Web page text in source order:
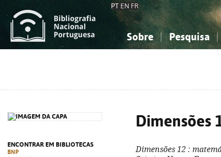
PT EN FR
Sobre Pesquisa
ENCONTRAR EM BIBLIOTECAS
BNP
Dimensões
Dimensões 12 :